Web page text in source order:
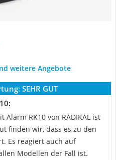
weitere Angebote
SEHR GUT
Alarm RK10 von RADIKAL ist
finden wir, dass es zu den
Es reagiert auch auf
Modellen der Fall ist.